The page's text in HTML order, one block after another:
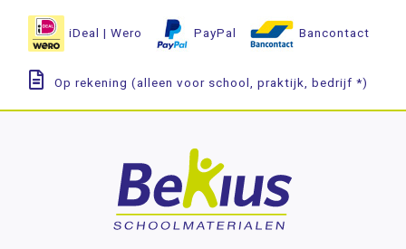
iDeal | Wero PayPal Bancontact
Op rekening (alleen voor school, praktijk, bedrijf *)